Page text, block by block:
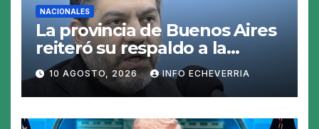
NACIONALES
La provincia de Buenos Aires
reiteró su respaldo a la
reelección indefinida de
intendentes: «La limitación
no es constitucional»
10 AGOSTO, 2026 INFO ECHEVERRIA